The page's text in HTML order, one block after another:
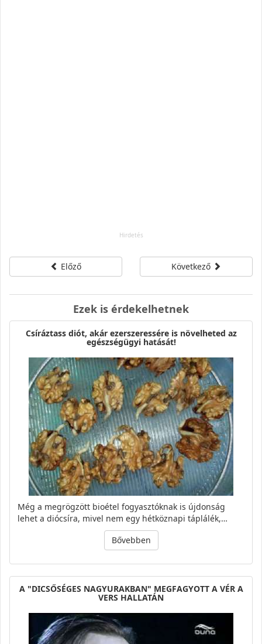
Előző Következő
Ezek is érdekelhetnek
Csíráztass diót, akár ezerszeressére is növelheted az
egészségügyi hatását!
Még a megrögzött bioétel fogyasztóknak is újdonság
lehet a diócsíra, mivel nem egy hétköznapi táplálék,…
Bővebben
A "DICSŐSÉGES NAGYURAKBAN" MEGFAGYOTT A VÉR A
VERS HALLATÁN